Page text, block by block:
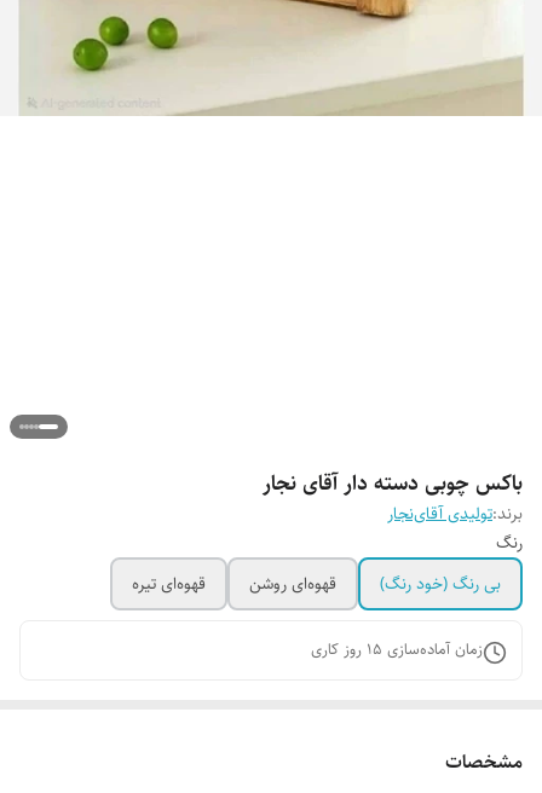
باکس چوبی دسته دار آقای نجار
برند:تولیدی آقای‌نجار
رنگ
بی رنگ (خود رنگ)
قهوه‌ای روشن قهوه‌ای تیره
زمان آماده‌سازی 15 روز کاری
مشخصات